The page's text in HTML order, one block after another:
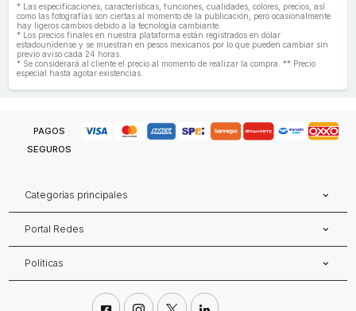
* Las especificaciones, características, funciones, cualidades, colores, precios, así
como las fotografías son ciertas al momento de la publicación, pero ocasionalmente
hay ligeros cambios debido a la tecnología cambiante.
* Los precios finales en nuestra plataforma están registrados en dólar
estadounidense y se muestran en pesos mexicanos por lo que pueden cambiar sin
previo aviso cada 24 horas.
* Se considerará al cliente el precio al momento de realizar la compra. ** Precio
especial hasta agotar existencias.
PAGOS
SEGUROS
Categorías principales
Portal Redes
Políticas